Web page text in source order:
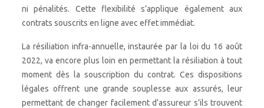
ni pénalités. Cette flexibilité s’applique également aux
contrats souscrits en ligne avec effet immédiat.
La résiliation infra-annuelle, instaurée par la loi du 16 août
2022, va encore plus loin en permettant la résiliation à tout
moment dès la souscription du contrat. Ces dispositions
légales offrent une grande souplesse aux assurés, leur
permettant de changer facilement d’assureur s’ils trouvent